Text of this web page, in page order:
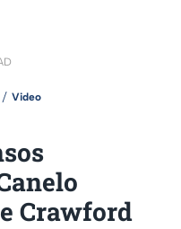
Video
Crawford